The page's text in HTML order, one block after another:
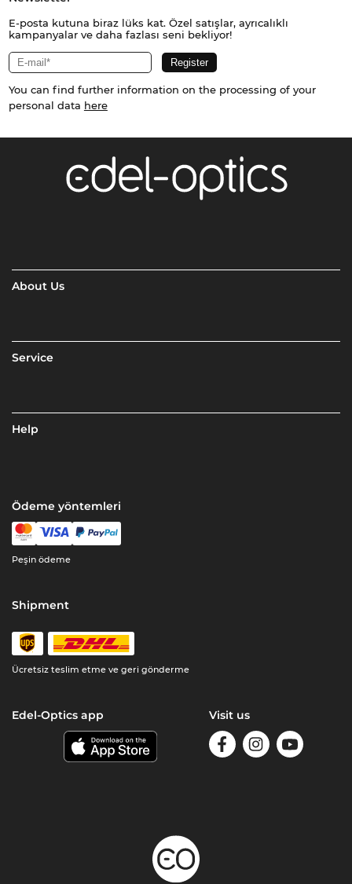
E-posta kutuna biraz lüks kat. Özel satışlar, ayrıcalıklı
kampanyalar ve daha fazlası seni bekliyor!
You can find further information on the processing of your
personal data here
About Us
Service
Help
Ödeme yöntemleri
Peşin ödeme
Shipment
Ücretsiz teslim etme ve geri gönderme
Edel-Optics app Visit us